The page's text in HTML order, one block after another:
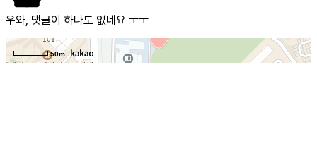
우와, 댓글이 하나도 없네요 ㅜㅜ
50m